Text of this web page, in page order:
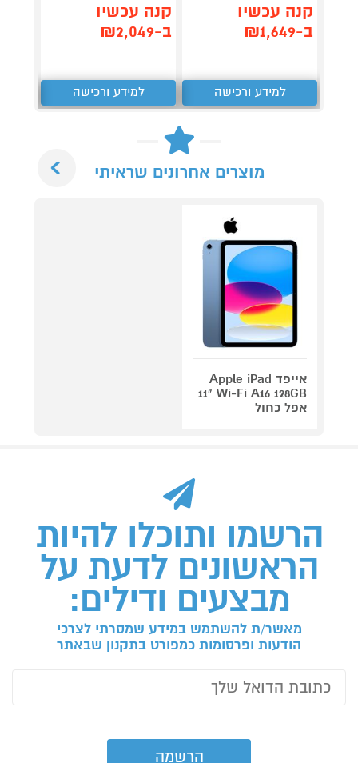
קנה עכשיו
ב-₪1,649
למידע ורכישה
קנה עכשיו
ב-₪2,049
למידע ורכישה
מוצרים אחרונים שראיתי
אייפד Apple iPad
11" Wi-Fi A16 128GB
אפל כחול
הרשמו ותוכלו להיות
הראשונים לדעת על
מבצעים ודילים:
מאשר/ת להשתמש במידע שמסרתי לצרכי
הודעות ופרסומות כמפורט בתקנון שבאתר